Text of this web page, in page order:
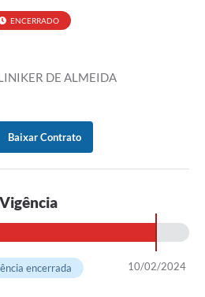
ENCERRADO
DE ALMEIDA
Baixar Contrato
Vigência
10/02/2024
encerrada